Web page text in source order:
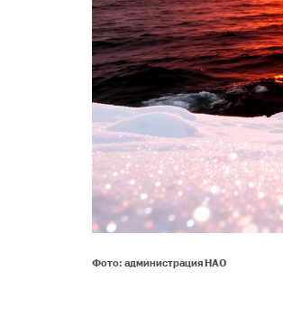
Фото: администрация НАО